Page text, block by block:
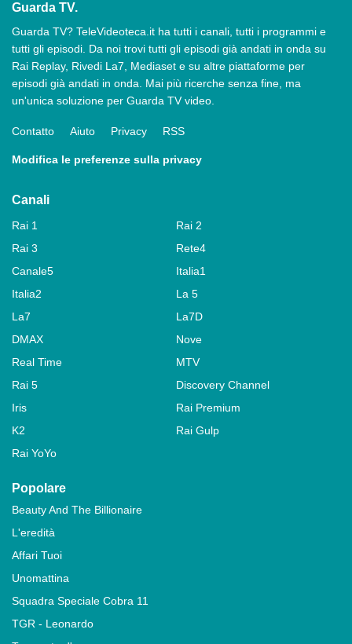
Guarda TV.
Guarda TV? TeleVideoteca.it ha tutti i canali, tutti i programmi e
tutti gli episodi. Da noi trovi tutti gli episodi già andati in onda su
Rai Replay, Rivedi La7, Mediaset e su altre piattaforme per
episodi già andati in onda. Mai più ricerche senza fine, ma
un'unica soluzione per Guarda TV video.
Contatto Aiuto Privacy RSS
Modifica le preferenze sulla privacy
Canali
Rai 1
Rai 2
Rai 3
Rete4
Canale5
Italia1
Italia2
La 5
La7
La7D
DMAX
Nove
Real Time
MTV
Rai 5
Discovery Channel
Iris
Rai Premium
K2
Rai Gulp
Rai YoYo
Popolare
Beauty And The Billionaire
L'eredità
Affari Tuoi
Unomattina
Squadra Speciale Cobra 11
TGR - Leonardo